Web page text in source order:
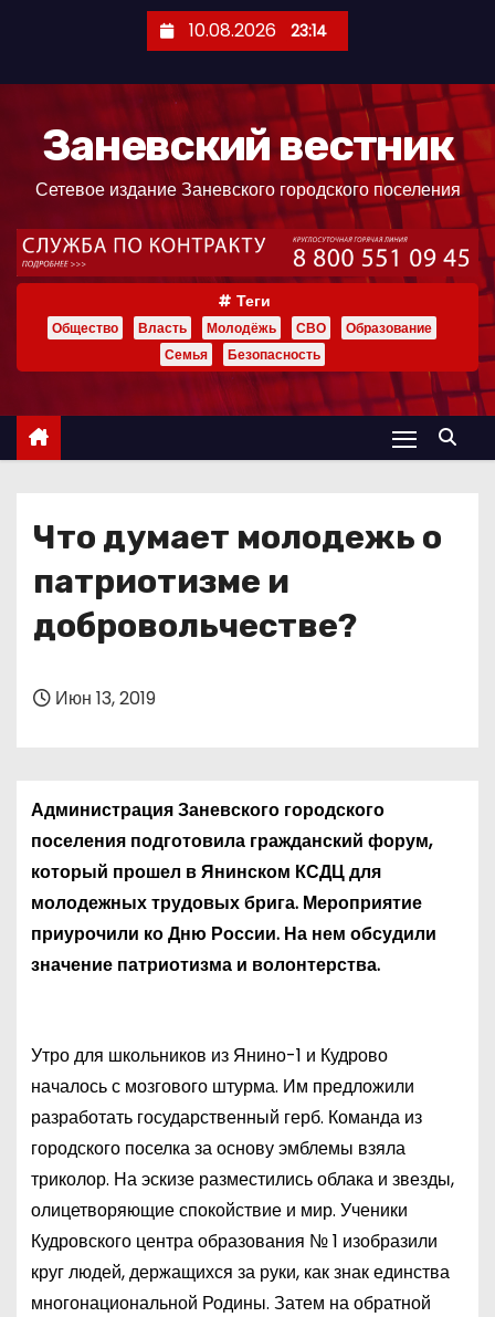
ж
10.08.2026 23:14
Заневский вестник
Сетевое издание Заневского городского поселения
Теги
Общество Власть Молодёжь СВО
Образование
Семья
Безопасность
Что думает молодежь о
патриотизме и
добровольчестве?
Июн 13, 2019
Администрация Заневского городского
поселения подготовила гражданский форум,
который прошел в Янинском КСДЦ для
молодежных трудовых брига. Мероприятие
приурочили ко Дню России. На нем обсудили
значение патриотизма и волонтерства.
Утро для школьников из Янино-1 и Кудрово
началось с мозгового штурма. Им предложили
разработать государственный герб. Команда из
городского поселка за основу эмблемы взяла
триколор. На эскизе разместились облака и звезды,
олицетворяющие спокойствие и мир. Ученики
Кудровского центра образования № 1 изобразили
круг людей, держащихся за руки, как знак единства
многонациональной Родины. Затем на обратной